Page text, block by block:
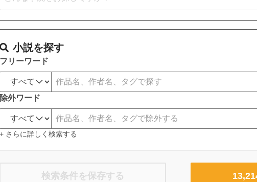
小説を探す
フリーワード
除外ワード
+ さらに詳しく検索する
検索条件を保存する